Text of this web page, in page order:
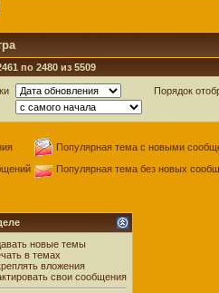
по 2480 из 5509
Порядок
Популярная тема с новыми
Популярная тема без новых
новые темы
в темах
вложения
свои сообщения